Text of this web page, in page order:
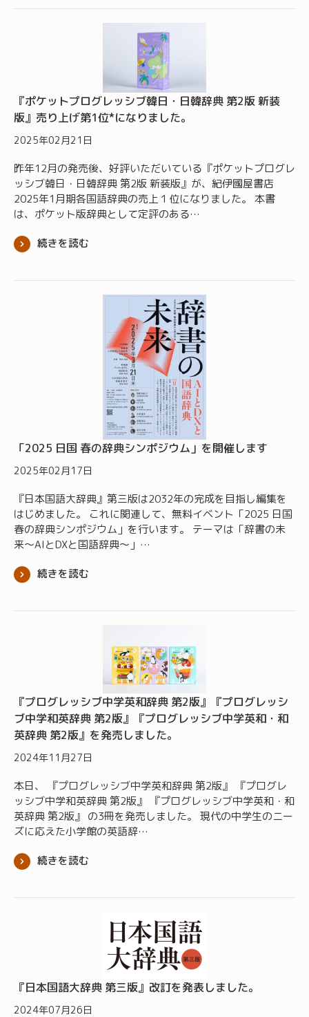
『ポケットプログレッシブ韓日・日韓辞典 第2版 新装
版』売り上げ第1位*になりました。
2025年02月21日
昨年12月の発売後、好評いただいている『ポケットプログレ
ッシブ韓日・日韓辞典 第2版 新装版』が、紀伊國屋書店
2025年1月期各国語辞典の売上１位になりました。 本書
は、ポケット版辞典として定評のある…
続きを読む
「2025 日国 春の辞典シンポジウム」を開催します
2025年02月17日
『日本国語大辞典』第三版は2032年の完成を目指し編集を
はじめました。 これに関連して、無料イベント「2025 日国
春の辞典シンポジウム」を行います。 テーマは「辞書の未
来～AIとDXと国語辞典～」…
続きを読む
『プログレッシブ中学英和辞典 第2版』『プログレッシ
ブ中学和英辞典 第2版』『プログレッシブ中学英和・和
英辞典 第2版』を発売しました。
2024年11月27日
本日、 『プログレッシブ中学英和辞典 第2版』 『プログレ
ッシブ中学和英辞典 第2版』 『プログレッシブ中学英和・和
英辞典 第2版』 の3冊を発売しました。 現代の中学生のニー
ズに応えた小学館の英語辞…
続きを読む
『日本国語大辞典 第三版』改訂を発表しました。
2024年07月26日